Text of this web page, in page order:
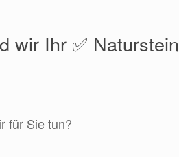
wir Ihr ✅ Naturstein
für Sie tun?